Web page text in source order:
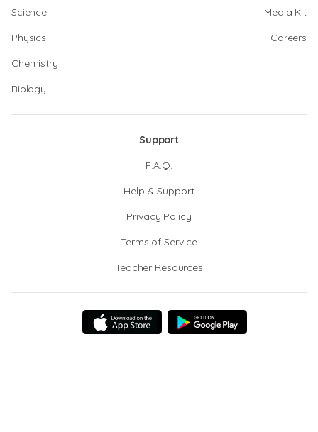
Science
Physics
Chemistry
Biology
Media Kit
Careers
Support
F.A.Q.
Help & Support
Privacy Policy
Terms of Service
Teacher Resources